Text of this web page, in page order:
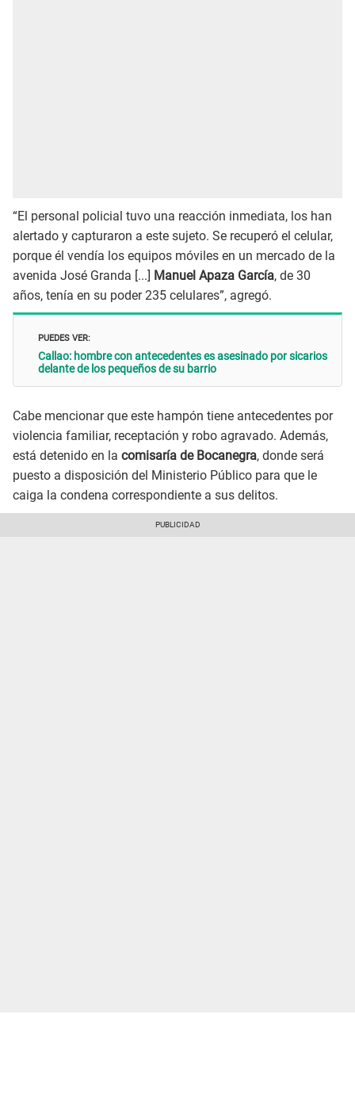
“El personal policial tuvo una reacción inmediata, los han
alertado y capturaron a este sujeto. Se recuperó el celular,
porque él vendía los equipos móviles en un mercado de la
avenida José Granda [...] Manuel Apaza García, de 30
años, tenía en su poder 235 celulares”, agregó.
PUEDES VER:
Callao: hombre con antecedentes es asesinado por sicarios
delante de los pequeños de su barrio
Cabe mencionar que este hampón tiene antecedentes por
violencia familiar, receptación y robo agravado. Además,
está detenido en la comisaría de Bocanegra, donde será
puesto a disposición del Ministerio Público para que le
caiga la condena correspondiente a sus delitos.